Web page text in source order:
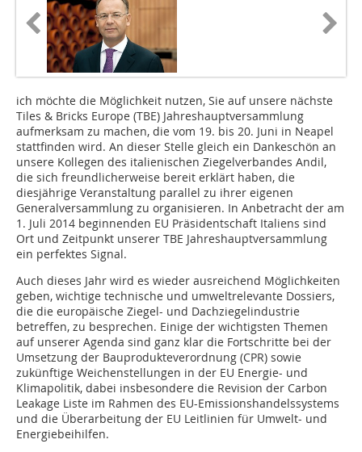
ich möchte die Möglichkeit nutzen, Sie auf unsere nächste
Tiles & Bricks Europe (TBE) Jahreshauptversammlung
aufmerksam zu machen, die vom 19. bis 20. Juni in Neapel
stattfinden wird. An dieser Stelle gleich ein Dankeschön an
unsere Kollegen des italienischen Ziegelverbandes Andil,
die sich freundlicherweise bereit erklärt haben, die
diesjährige Veranstaltung parallel zu ihrer eigenen
Generalversammlung zu organisieren. In Anbetracht der am
1. Juli 2014 beginnenden EU Präsidentschaft Italiens sind
Ort und Zeitpunkt unserer TBE Jahreshauptversammlung
ein perfektes Signal.
Auch dieses Jahr wird es wieder ausreichend Möglichkeiten
geben, wichtige technische und umweltrelevante Dossiers,
die die europäische Ziegel- und Dachziegelindustrie
betreffen, zu besprechen. Einige der wichtigsten Themen
auf unserer Agenda sind ganz klar die Fortschritte bei der
Umsetzung der Bauprodukteverordnung (CPR) sowie
zukünftige Weichenstellungen in der EU Energie- und
Klimapolitik, dabei insbesondere die Revision der Carbon
Leakage Liste im Rahmen des EU-Emissionshandelssystems
und die Überarbeitung der EU Leitlinien für Umwelt- und
Energiebeihilfen.